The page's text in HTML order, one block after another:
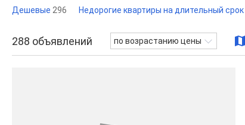
Дешевые 296 Недорогие квартиры на длительный срок
288 объявлений по возрастанию цены